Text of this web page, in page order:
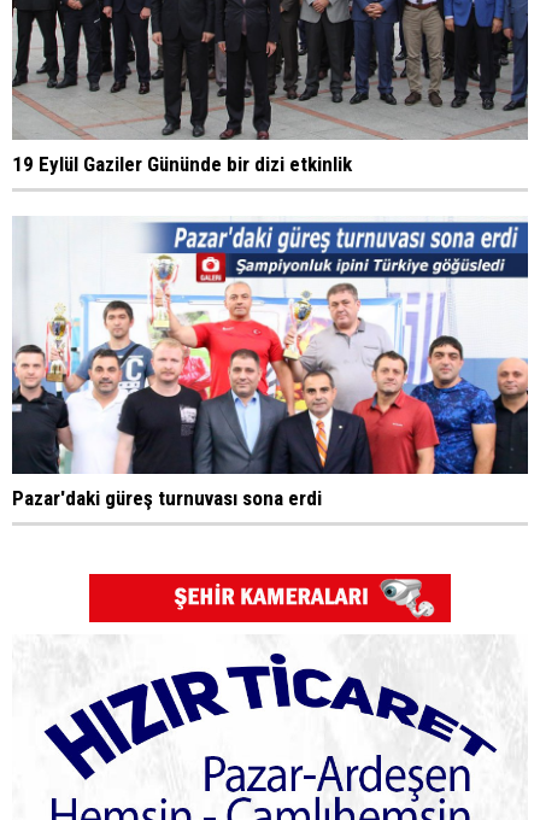
19 Eylül Gaziler Gününde bir dizi etkinlik
Pazar'daki güreş turnuvası sona erdi